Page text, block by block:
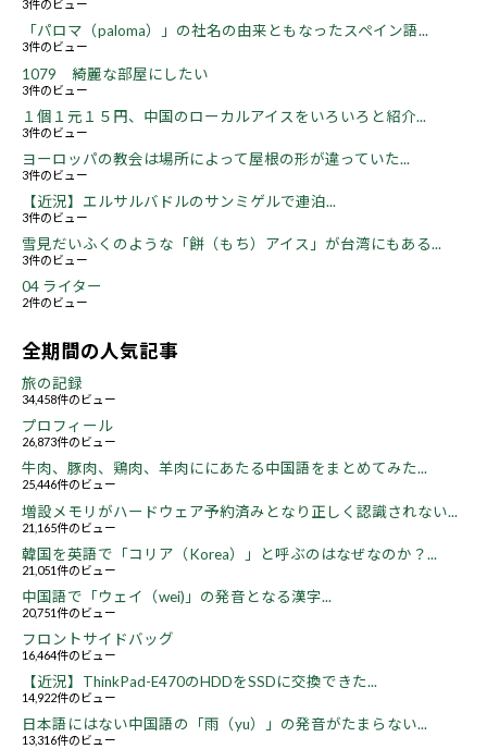
3件のビュー
「パロマ（paloma）」の社名の由来ともなったスペイン語...
3件のビュー
1079 綺麗な部屋にしたい
3件のビュー
１個１元１５円、中国のローカルアイスをいろいろと紹介...
3件のビュー
ヨーロッパの教会は場所によって屋根の形が違っていた...
3件のビュー
【近況】エルサルバドルのサンミゲルで連泊...
3件のビュー
雪見だいふくのような「餅（もち）アイス」が台湾にもある...
3件のビュー
04 ライター
2件のビュー
全期間の人気記事
旅の記録
34,458件のビュー
プロフィール
26,873件のビュー
牛肉、豚肉、鶏肉、羊肉ににあたる中国語をまとめてみた...
25,446件のビュー
増設メモリがハードウェア予約済みとなり正しく認識されない...
21,165件のビュー
韓国を英語で「コリア（Korea）」と呼ぶのはなぜなのか？...
21,051件のビュー
中国語で「ウェイ（wei)」の発音となる漢字...
20,751件のビュー
フロントサイドバッグ
16,464件のビュー
【近況】ThinkPad-E470のHDDをSSDに交換できた...
14,922件のビュー
日本語にはない中国語の「雨（yu）」の発音がたまらない...
13,316件のビュー